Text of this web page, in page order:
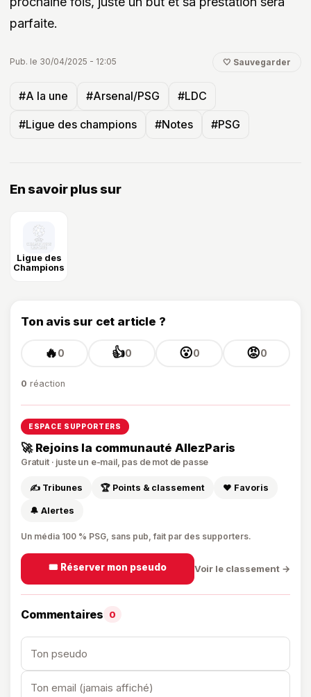
parfaite.
Pub. le 30/04/2025 - 12:05 🤍 Sauvegarder
#A la une #Arsenal/PSG #LDC
#Ligue des champions #Notes #PSG
En savoir plus sur
Ligue des
Champions
Ton avis sur cet article ?
🔥0 👍0 😮0 😡0
0 réaction
ESPACE SUPPORTERS
🚀 Rejoins la communauté AllezParis
Gratuit · juste un e-mail, pas de mot de passe
✍️ Tribunes 🏆 Points & classement ❤️ Favoris
🔔 Alertes
Un média 100 % PSG, sans pub, fait par des supporters.
🎟️ Réserver mon pseudo Voir le classement →
Commentaires 0